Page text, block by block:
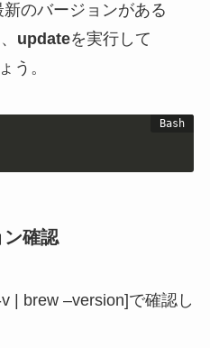
のバージョンがある
updateを実行して
う。
確認
| brew –version]で確認し